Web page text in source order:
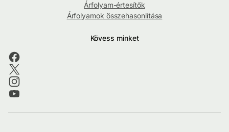
Árfolyam-értesítők
Árfolyamok összehasonlítása
Kövess minket